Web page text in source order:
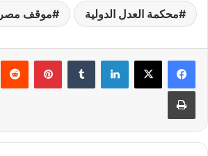
محكمة العدل الدولية موقف مصر
لينكدإن بينتيريست